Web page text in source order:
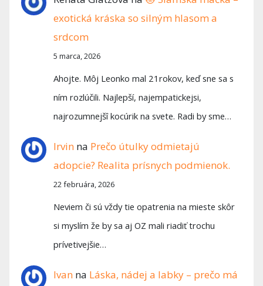
exotická kráska so silným hlasom a
srdcom
5 marca, 2026
Ahojte. Môj Leonko mal 21rokov, keď sne sa s
ním rozlúčili. Najlepší, najempatickejsi,
najrozumnejšî kocúrik na svete. Radi by sme…
Irvin na Prečo útulky odmietajú
adopcie? Realita prísnych podmienok.
22 februára, 2026
Neviem či sú vždy tie opatrenia na mieste skôr
si myslím že by sa aj OZ mali riadiť trochu
prívetivejšie…
Ivan na Láska, nádej a labky – prečo má